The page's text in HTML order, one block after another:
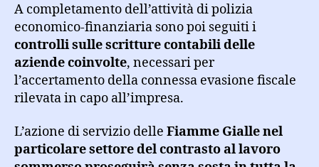
A completamento dell’attività di polizia
economico-finanziaria sono poi seguiti i
controlli sulle scritture contabili delle
aziende coinvolte, necessari per
l’accertamento della connessa evasione fiscale
rilevata in capo all’impresa.
L’azione di servizio delle Fiamme Gialle nel
particolare settore del contrasto al lavoro